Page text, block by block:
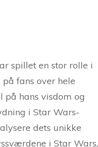
spillet en stor rolle i
fans over hele
på hans visdom og
i Star Wars-
dets unikke
i Star Wars,